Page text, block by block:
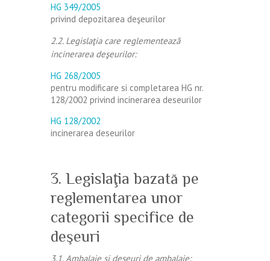
HG 349/2005
privind depozitarea deşeurilor
2.2. Legislaţia care reglementează
incinerarea deşeurilor:
HG 268/2005
pentru modificare si completarea HG nr.
128/2002 privind incinerarea deseurilor
HG 128/2002
incinerarea deseurilor
3. Legislaţia bazată pe
reglementarea unor
categorii specifice de
deşeuri
3.1. Ambalaje şi deşeuri de ambalaje: